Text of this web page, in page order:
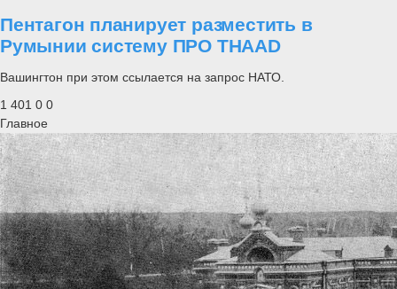
Пентагон планирует разместить в
Румынии систему ПРО THAAD
Вашингтон при этом ссылается на запрос НАТО.
1 401 0 0
Главное